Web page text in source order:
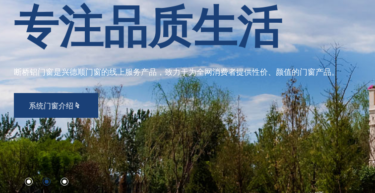
欢迎大家莅临参
多年来致力于建筑幕墙、门窗工程配套深加工,提供断桥门窗及阳光房的前期设计、加工、安装,呼和浩
系统门窗介绍